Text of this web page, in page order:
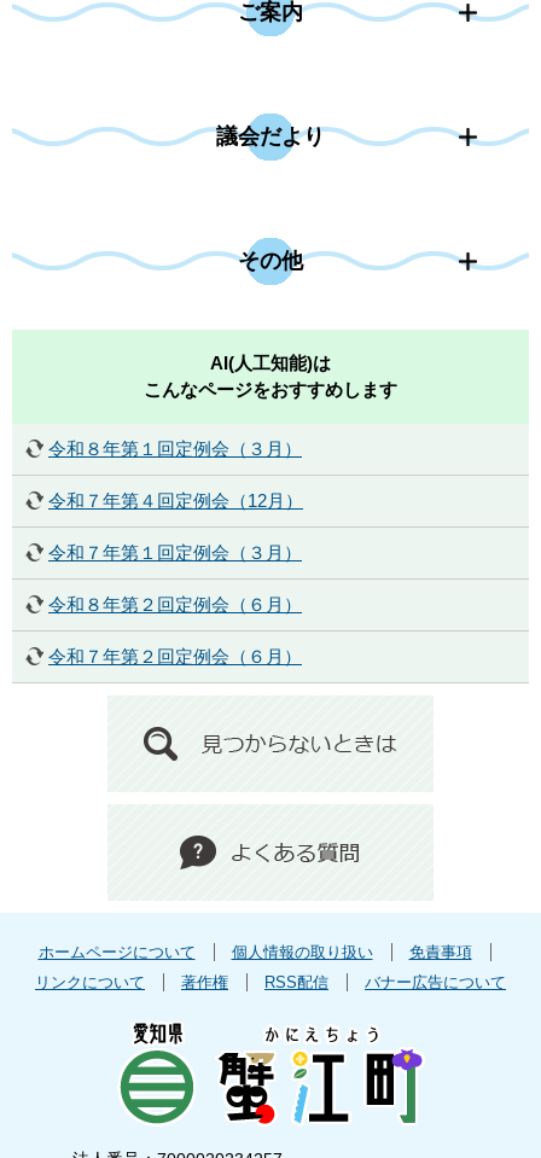
ご案内
議会だより
その他
AI(人工知能)は
こんなページをおすすめします
令和８年第１回定例会（３月）
令和７年第４回定例会（12月）
令和７年第１回定例会（３月）
令和８年第２回定例会（６月）
令和７年第２回定例会（６月）
ホームページについて 個人情報の取り扱い
免責事項
リンクについて
著作権 RSS配信 バナー広告について